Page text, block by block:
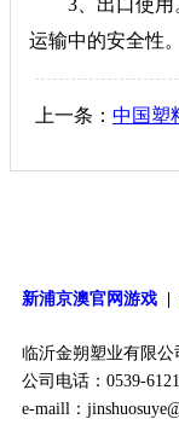
运输中的安全性
上一条： 中国塑
新浦京澳官网游戏
临沂金朔塑业有限公
公司电话：0539-
e-maill：